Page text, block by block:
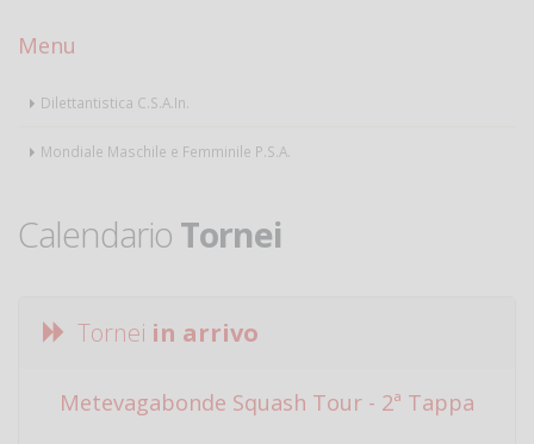
Menu
Dilettantistica C.S.A.In.
Mondiale Maschile e Femminile P.S.A.
Calendario Tornei
Tornei in arrivo
Metevagabonde Squash Tour - 2ª Tappa